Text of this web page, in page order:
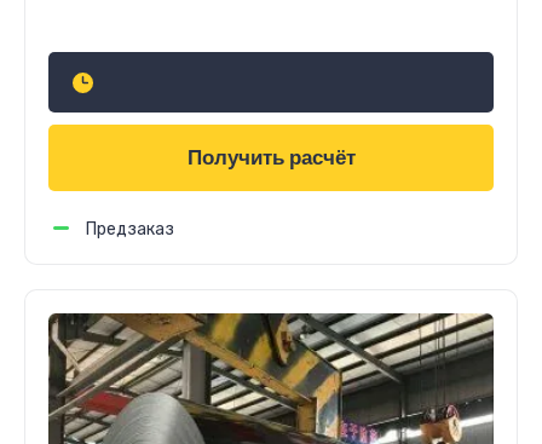
Получить расчёт
Предзаказ